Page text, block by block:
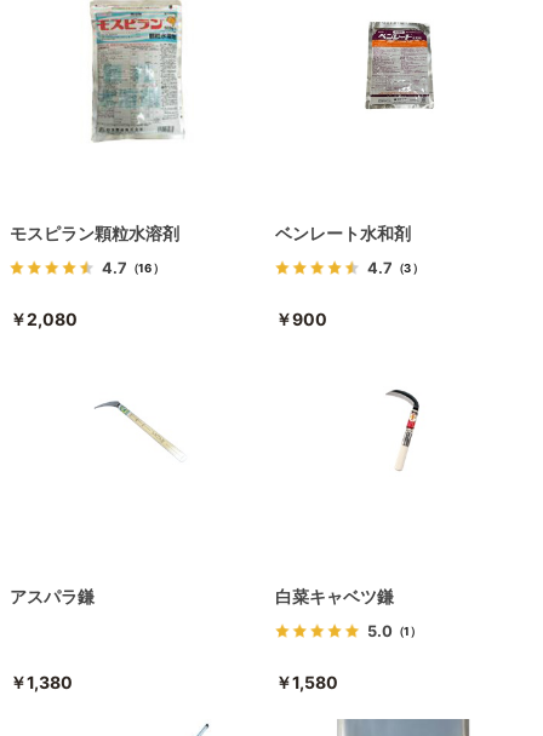
モスピラン顆粒水溶剤
4.7 （16）
￥2,080
ベンレート水和剤
4.7 （3）
￥900
アスパラ鎌
￥1,380
白菜キャベツ鎌
5.0 （1）
￥1,580